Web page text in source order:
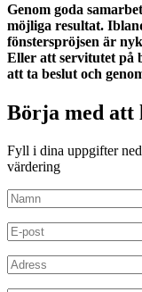
Genom goda
möjliga resultat.
fönsterspröjsen är
Eller att servitutet på
att ta beslut och
Börja med att
Fyll i dina uppgifter
värdering